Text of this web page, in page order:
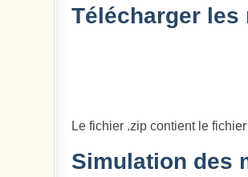
Télécharger les
Le fichier .zip contient le
Simulation des